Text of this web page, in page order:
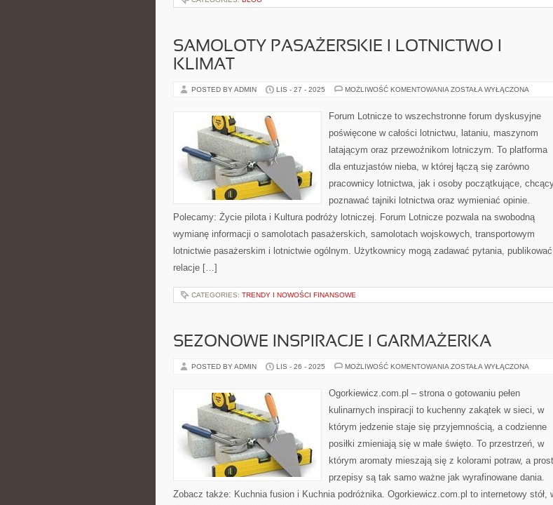
SAMOLOTY PASAŻERSKIE I LOTNICTWO I
KLIMAT
POSTED BY ADMIN LIS - 27 - 2025 MOŻLIWOŚĆ KOMENTOWANIA SAMOLOTY
LOTNICTWO
I
ZOSTAŁA WYŁĄCZONA
Forum Lotnicze to wszechstronne forum dyskusyjne
poświęcone w całości lotnictwu, lataniu, maszynom
latającym oraz przewoźnikom lotniczym. To platforma
dla entuzjastów nieba, w której łączą się zarówno
pracownicy lotnictwa, jak i osoby początkujące,
poznawać tajniki lotnictwa oraz wymieniać opinie.
Polecamy: Życie pilota i Kultura podróży lotniczej. Forum Lotnicze pozwala na swobodną
wymianę informacji o samolotach pasażerskich, samolotach wojskowych, transportowym
lotnictwie pasażerskim i lotnictwie ogólnym. Użytkownicy mogą zadawać pytania, publikować
relacje […]
CATEGORIES: TRENDY I NOWOŚCI FINANSOWE
SEZONOWE INSPIRACJE I GARMAŻERKA
POSTED BY ADMIN LIS - 26 - 2025 MOŻLIWOŚĆ KOMENTOWANIA SEZONOWE
GARMAŻERKA
ZOSTAŁA WYŁĄCZONA
Ogorkiewicz.com.pl – strona o gotowaniu pełen
kulinarnych inspiracji to kuchenny zakątek w sieci, w
którym jedzenie staje się przyjemnością, a codzienne
posiłki zmieniają się w małe święto. To przestrzeń, w
którym aromaty mieszają się z kolorami potraw, a
przepisy są tak samo ważne jak wyrafinowane dania.
Zobacz także: Kuchnia fusion i Kuchnia podróżnika. Ogorkiewicz.com.pl to internetowy stół,